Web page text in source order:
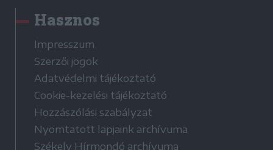
Hasznos
Impresszum
Szerzői jogok
Adatvédelmi tájékoztató
Cookie-kezelési tájékoztató
Hozzászólási szabályzat
Nyomtatott lapjaink archívuma
Székely Hírmondó archívuma